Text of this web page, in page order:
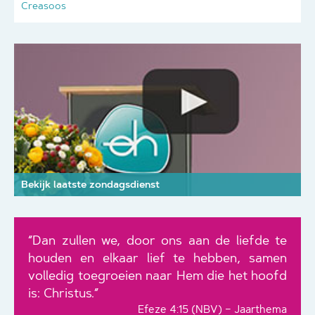
Creasoos
Bekijk laatste zondagsdienst
“Dan zullen we, door ons aan de liefde te
houden en elkaar lief te hebben, samen
volledig toegroeien naar Hem die het hoofd
is: Christus.”
Efeze 4:15 (NBV) – Jaarthema